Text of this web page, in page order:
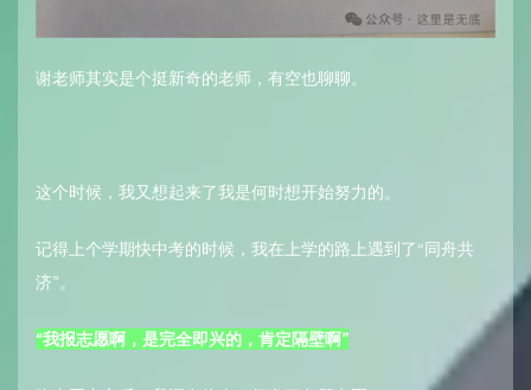
谢老师其实是个挺新奇的老师，有空也聊聊。
这个时候，我又想起来了我是何时想开始努力的。
记得上个学期快中考的时候，我在上学的路上遇到了“同舟共
济”。
“我报志愿啊，是完全即兴的，肯定隔壁啊”